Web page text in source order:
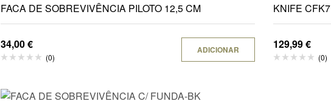
FACA DE SOBREVIVÊNCIA PILOTO 12,5 CM
34,00€
(0)
ADICIONAR
KNIFE CFK7
129,99€
(0)